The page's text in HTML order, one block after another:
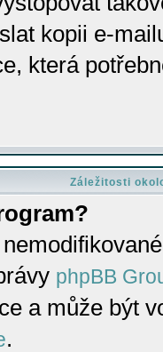
kopii e-
která
Záležitosti
phpBB
a může být
.